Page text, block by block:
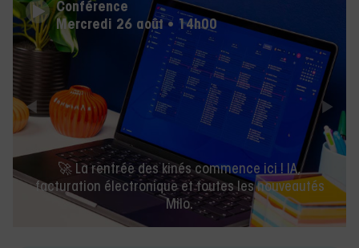
Conférence
Mercredi 26 août • 14h00
🚀 La rentrée des kinés commence ici ! IA,
facturation électronique et toutes les nouveautés
Milo.